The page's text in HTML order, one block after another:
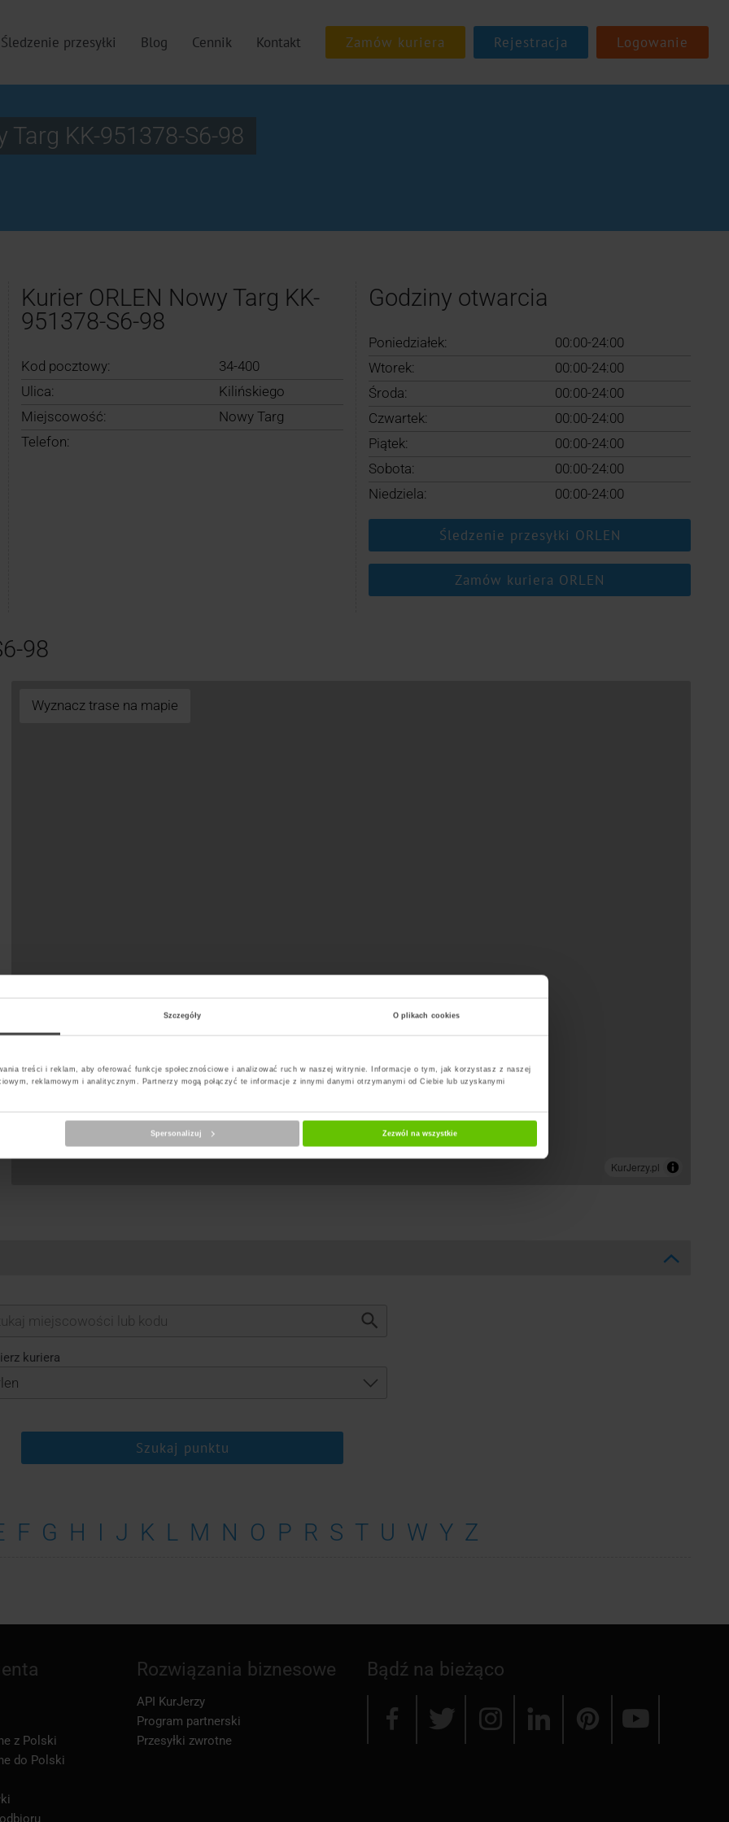
Szczegóły O plikach cookies
treści i reklam, aby oferować funkcje społecznościowe i analizować ruch w naszej witrynie. Informacje o tym, jak korzystasz z naszej
reklamowym i analitycznym. Partnerzy mogą połączyć te informacje z innymi danymi otrzymanymi od Ciebie lub uzyskanymi
Spersonalizuj Zezwól na wszystkie
Śledzenie przesyłki Blog Cennik Kontakt Rejestracja Logowanie
Targ KK-951378-S6-98
Kurier ORLEN Nowy Targ KK-
951378-S6-98
Kod pocztowy:
34-400
Ulica:
Kilińskiego
Miejscowość:
Nowy Targ
Telefon:
Godziny otwarcia
Poniedziałek:
00:00-24:00
Wtorek:
00:00-24:00
Środa:
00:00-24:00
Czwartek:
00:00-24:00
Piątek:
00:00-24:00
Sobota:
00:00-24:00
Niedziela:
00:00-24:00
Śledzenie przesyłki ORLEN
Zamów kuriera ORLEN
98
Wyznacz trase na mapie
kuriera
Szukaj punktu
F G H I J K L M N O P R S T U W Y Z
Bądź na bieżąco
z Polski
do Polski
Rozwiązania biznesowe
API KurJerzy
Program partnerski
Przesyłki zwrotne